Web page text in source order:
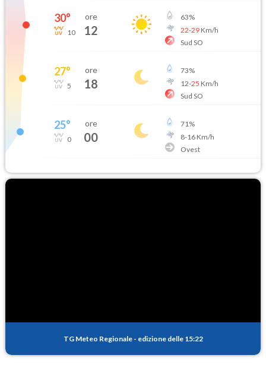
30°
10
ore
12
63%
22-29Km/h
Sud SO
27°
5
ore
18
73%
12-25 Km/h
Sud SO
25°
0
ore
00
71%
8-16Km/h
Ovest
TG Meteo Regionale - edizione delle 15:22